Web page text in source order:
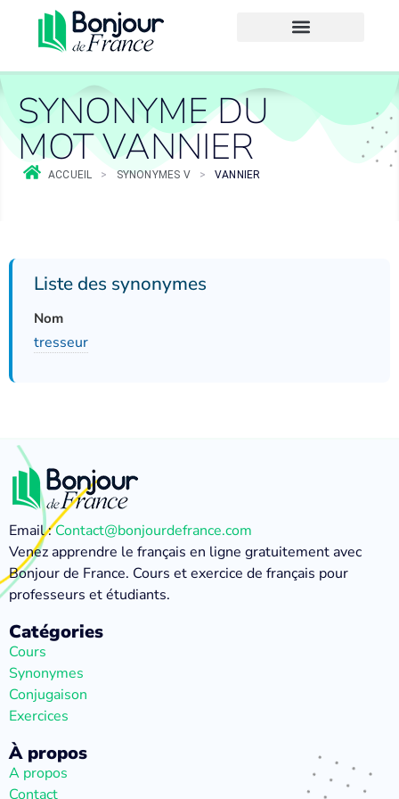
SYNONYME DU
MOT VANNIER
ACCUEIL > SYNONYMES V > VANNIER
Liste des synonymes
Nom
tresseur
Email :Contact@bonjourdefrance.com
Venez apprendre le français en ligne gratuitement avec
Bonjour de France. Cours et exercice de français pour
professeurs et étudiants.
Catégories
Cours
Synonymes
Conjugaison
Exercices
À propos
A propos
Contact